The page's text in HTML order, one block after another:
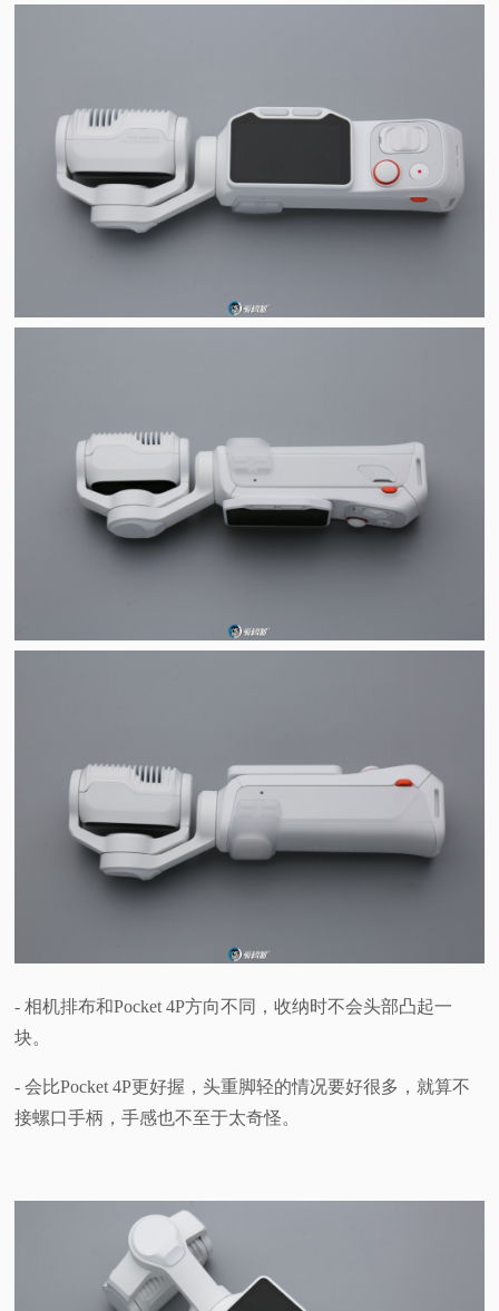
- 相机排布和Pocket 4P方向不同，收纳时不会头部凸起一
块。
- 会比Pocket 4P更好握，头重脚轻的情况要好很多，就算不
接螺口手柄，手感也不至于太奇怪。